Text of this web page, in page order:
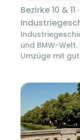
Bezirke 10 &
und BMW-
Umzüge mit